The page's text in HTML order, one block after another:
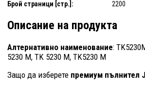
Брой страници [стр.]: 2200
Описание на продукта
Алтернативно наименование:
5230 M, TK 5230 M, TK5230 M
Защо да изберете премиум пълнител